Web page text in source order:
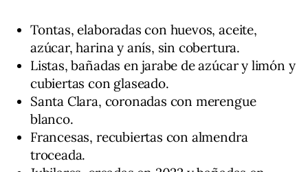
Tontas, elaboradas con huevos, aceite,
azúcar, harina y anís, sin cobertura.
Listas, bañadas en jarabe de azúcar y limón y
cubiertas con glaseado.
Santa Clara, coronadas con merengue
blanco.
Francesas, recubiertas con almendra
troceada.